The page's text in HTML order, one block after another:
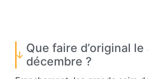
Que faire d’original le
décembre ?